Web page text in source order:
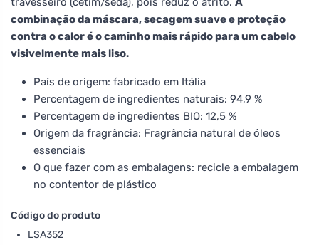
combinação da máscara, secagem suave e proteção
contra o calor é o caminho mais rápido para um cabelo
visivelmente mais liso.
País de origem: fabricado em Itália
Percentagem de ingredientes naturais: 94,9 %
Percentagem de ingredientes BIO: 12,5 %
Origem da fragrância: Fragrância natural de óleos
essenciais
O que fazer com as embalagens: recicle a embalagem
no contentor de plástico
Código do produto
LSA352